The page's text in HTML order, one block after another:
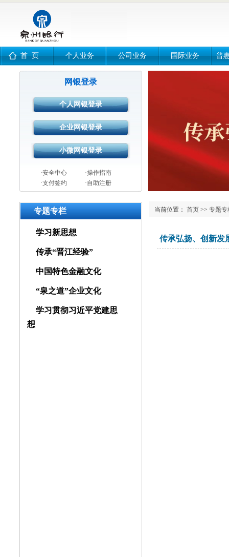
个人业务 公司业务 国际业务 普
首 页
网银登录
·安全中心
·操作指南
·支付签约
·自助注册
专题专栏
学习新思想
传承“晋江经验”
中国特色金融文化
“泉之道”企业文化
学习贯彻习近平党建思
想
当前位置： 首页 >> 专题专
传承弘扬、创新发